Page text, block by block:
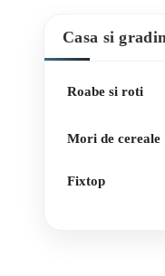
Casa si
Roabe si roti
Mori de cereale
Fixtop